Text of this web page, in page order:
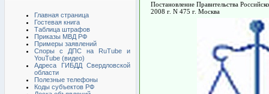
Главная страница
Гостевая книга
Таблица штрафов
Приказы МВД РФ
Примеры заявлений
Споры с ДПС на RuTube и
YouTube (видео)
Адреса ГИБДД Свердловской
области
Полезные телефоны
Коды субъектов РФ
Постановление Правительства
2008 г. N 475 г. Москва